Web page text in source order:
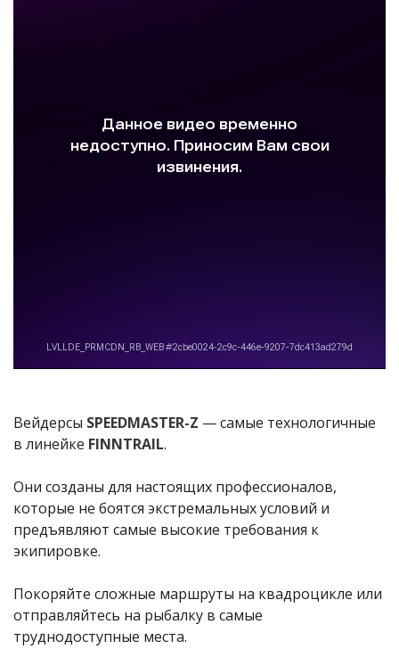
Вейдерсы SPEEDMASTER-Z — самые технологичные
в линейке FINNTRAIL.
Они созданы для настоящих профессионалов,
которые не боятся экстремальных условий и
предъявляют самые высокие требования к
экипировке.
Покоряйте сложные маршруты на квадроцикле или
отправляйтесь на рыбалку в самые
труднодоступные места.